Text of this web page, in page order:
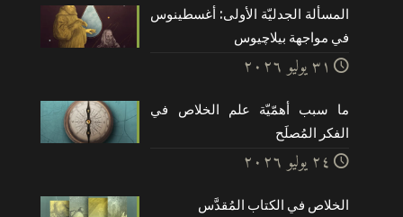
المسألة الجدليّة الأولى: أغسطينوس
في مواجهة بيلاچيوس
۳۱ يوليو ۲۰۲٦
ما سبب أهمّيّة علم الخلاص في
الفكر المُصلَح
۲٤ يوليو ۲۰۲٦
الخلاص في الكتاب المُقدَّس